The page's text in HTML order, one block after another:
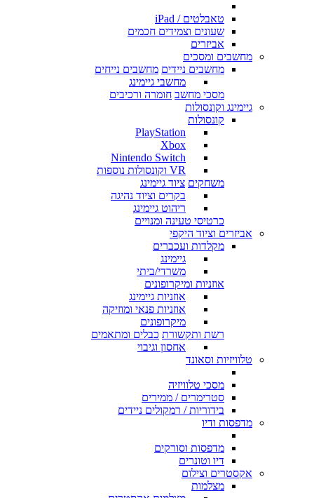
טאבלטים / iPad
שעונים וצמידים חכמים
אביזרים
מחשבים ומסכים
מחשבים ניידים מחשבים נייחים
מחשבי גיימינג
מסכי מחשב חומרה ורכיבים
גיימינג וקונסולות
קונסולות
PlayStation
Xbox
Nintendo Switch
VR וקונסולות נוספות
משחקים ציוד גיימינג
בקרים וציוד נהיגה
ריהוט גיימינג
כרטיסי טעינה ומנויים
אביזרים וציוד היקפי
מקלדות ועכברים
גיימינג
משרדי/ביתי
אוזניות ומיקרופונים
אוזניות גיימינג
אוזניות פנאי ומוזיקה
מיקרופונים
רשת ותקשורת כבלים ומתאמים
אחסון וגיבוי
טלוויזיות וסאונד
מסכי טלוויזיה
סטרימרים / ממירים
בידוריות / רמקולים ניידים
מדפסות ודיו
מדפסות וסורקים
דיו וטונרים
אקסטרים וצילום
מצלמות